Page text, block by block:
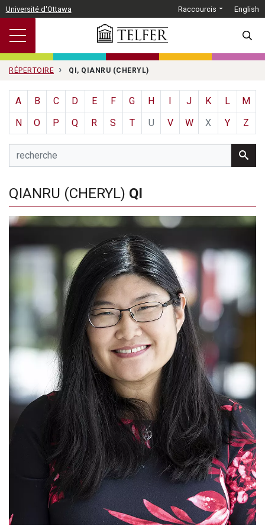
Passer au contenu principal
Université d'Ottawa Raccourcis English
RÉPERTOIRE QI, QIANRU (CHERYL)
A B C D E F G H J K L
M
N
O P Q R S T U V W X Y Z
QIANRU (CHERYL) QI